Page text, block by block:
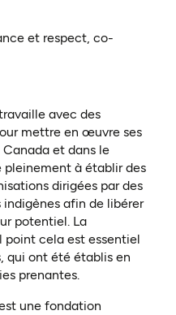
et respect, co-
avec des
mettre en œuvre ses
et dans le
pleinement à établir des
dirigées par des
afin de libérer
potentiel. La
point cela est essentiel
qui ont été établis en
prenantes.
une fondation